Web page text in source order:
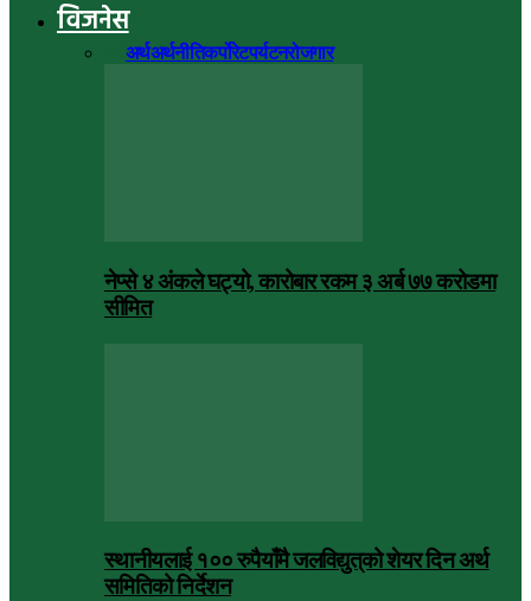
विजनेस
अर्थअर्थनीतिकर्पोरेटपर्यटनरोजगार
नेप्से ४ अंकले घट्यो, कारोबार रकम ३ अर्ब ७७ करोडमा
सीमित
स्थानीयलाई १०० रुपैयाँमै जलविद्युत्‌को शेयर दिन अर्थ
समितिको निर्देशन